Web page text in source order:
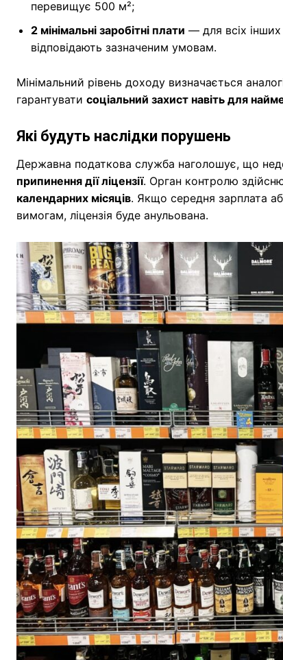
перевищує 500 м²;
2 мінімальні заробітні плати — для всіх інших
відповідають зазначеним умовам.
Мінімальний рівень доходу визначається
гарантувати соціальний захист навіть для
Які будуть наслідки порушень
Державна податкова служба наголошує, що
припинення дії ліцензії. Орган контролю
календарних місяців. Якщо середня зарплата
вимогам, ліцензія буде анульована.